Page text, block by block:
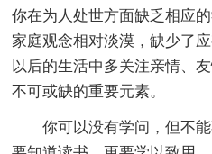
你在为人处世方面缺乏相应
家庭观念相对淡漠，缺少了
以后的生活中多关注亲情、
不可或缺的重要元素。
你可以没有学问，但不